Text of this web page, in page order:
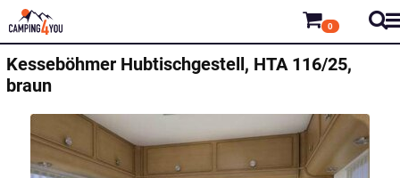
0
Kesseböhmer Hubtischgestell, HTA 116/25,
braun